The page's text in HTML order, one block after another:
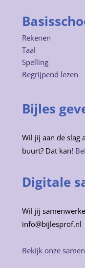
Rekenen
Taal
Spelling
Begrijpend lezen
Bijles
Wil jij aan de slag
buurt? Dat kan!
Digitale
Wil jij
info@bijlesprof.nl
Bekijk onze